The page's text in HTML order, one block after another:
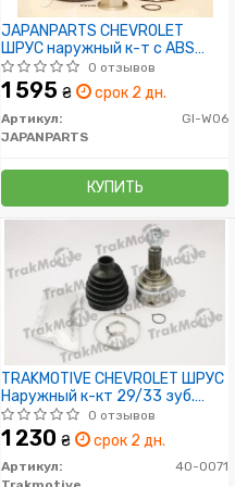
JAPANPARTS CHEVROLET
ШРУС наружный к-т c ABS
Lacetti 1.6
0 отзывов
1 595 ₴ срок 2 дн.
Артикул:
GI-W06
JAPANPARTS
КУПИТЬ
TRAKMOTIVE CHEVROLET ШРУС
Наружный к-кт 29/33 зуб.
LANOS 1.6 16V 05-10, DAEWOO
LEGANZA 2.0 97-02
0 отзывов
1 230 ₴ срок 2 дн.
Артикул:
40-0071